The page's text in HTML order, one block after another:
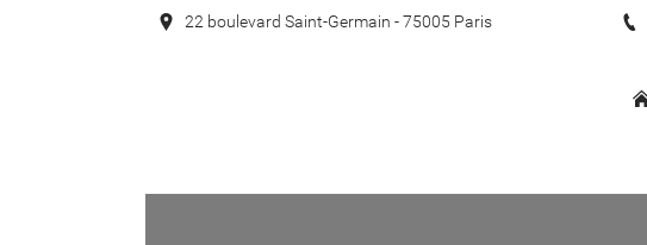
22 boulevard Saint-Germain - 75005 Paris